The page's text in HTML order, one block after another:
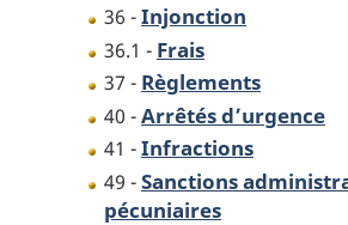
36 -Injonction
36.1 - Frais
37 - Règlements
40 -Arrêtés d’urgence
41 -Infractions
49 -Sanctions
pécuniaires